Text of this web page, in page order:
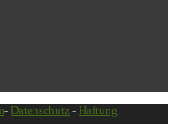
- Datenschutz - Haftung